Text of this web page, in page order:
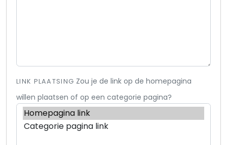
LINK PLAATSING Zou je de link op de homepagina
willen plaatsen of op een categorie pagina?